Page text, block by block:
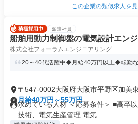
この企業の類似求人を
派遣社員
船舶用動力制御盤の電気設計エン
株式会社フォーラムエンジニアリング
20～40代活躍中◆月給40万円以上◆転勤
〒547-0002大阪府大阪市平野区加美東
月給40万円～55万円
求めている人材 ＜応募条件＞ ■高卒
技術、電気生産管理 電気...